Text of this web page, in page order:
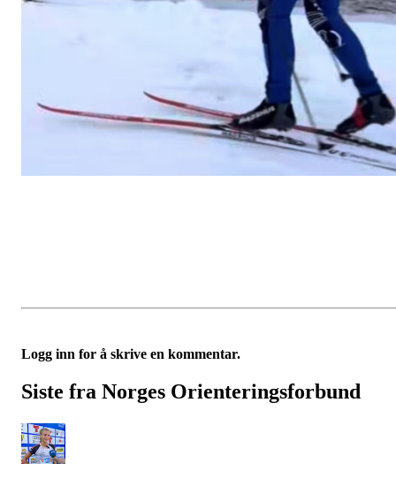
Logg inn for å skrive en kommentar.
Siste fra Norges Orienteringsforbund